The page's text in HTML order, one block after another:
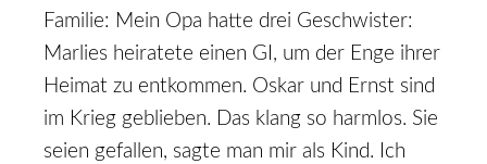
Familie: Mein Opa hatte drei Geschwister:
Marlies heiratete einen GI, um der Enge ihrer
Heimat zu entkommen. Oskar und Ernst sind
im Krieg geblieben. Das klang so harmlos. Sie
seien gefallen, sagte man mir als Kind. Ich